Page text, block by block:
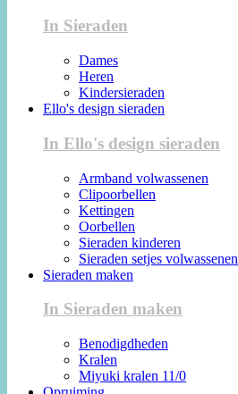
In Sieraden
Dames
Heren
Kindersieraden
Ello's design sieraden
In Ello's design sieraden
Armband volwassenen
Clipoorbellen
Kettingen
Oorbellen
Sieraden kinderen
Sieraden setjes volwassenen
Sieraden maken
In Sieraden maken
Benodigdheden
Kralen
Miyuki kralen 11/0